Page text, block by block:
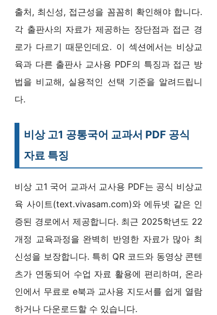
출처, 최신성, 접근성을 꼼꼼히 확인해야 합니다.
각 출판사의 자료가 제공하는 장단점과 접근 경
로가 다르기 때문인데요. 이 섹션에서는 비상교
육과 다른 출판사 교사용 PDF의 특징과 접근 방
법을 비교해, 실용적인 선택 기준을 알려드립니
다.
비상 고1 공통국어 교과서 PDF 공식
자료 특징
비상 고1 국어 교과서 교사용 PDF는 공식 비상교
육 사이트(text.vivasam.com)와 에듀넷 같은 인
증된 경로에서 제공합니다. 최근 2025학년도 22
개정 교육과정을 완벽히 반영한 자료가 많아 최
신성을 보장합니다. 특히 QR 코드와 동영상 콘텐
츠가 연동되어 수업 자료 활용에 편리하며, 온라
인에서 무료로 e북과 교사용 지도서를 쉽게 열람
하거나 다운로드할 수 있습니다.